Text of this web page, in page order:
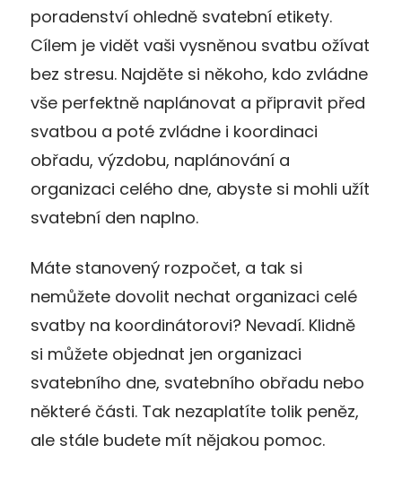
poradenství ohledně svatební etikety.
Cílem je vidět vaši vysněnou svatbu ožívat
bez stresu. Najděte si někoho, kdo zvládne
vše perfektně naplánovat a připravit před
svatbou a poté zvládne i koordinaci
obřadu, výzdobu, naplánování a
organizaci celého dne, abyste si mohli užít
svatební den naplno.
Máte stanovený rozpočet, a tak si
nemůžete dovolit nechat organizaci celé
svatby na koordinátorovi? Nevadí. Klidně
si můžete objednat jen organizaci
svatebního dne, svatebního obřadu nebo
některé části. Tak nezaplatíte tolik peněz,
ale stále budete mít nějakou pomoc.